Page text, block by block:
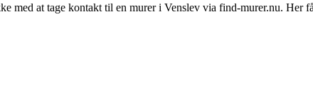
med at tage kontakt til en murer i Venslev via find-murer.nu.